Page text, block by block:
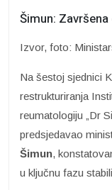
Šimun:
Izvor, foto:
Na šestoj sjednici
restrukturiranja
reumatologiju „Dr
predsjedavao
Šimun,
u ključnu fazu